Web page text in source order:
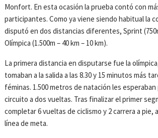
Monfort. En esta ocasión la prueba contó con
participantes. Como ya viene siendo habitual la
disputó en dos distancias diferentes, Sprint
Olímpica (1.500m – 40 km – 10 km).
La primera distancia en disputarse fue la
tomaban a la salida a las 8.30 y 15 minutos más
féminas. 1.500 metros de natación les esperaban
circuito a dos vueltas. Tras finalizar el primer
completar 6 vueltas de ciclismo y 2 carrera a pie,
línea de meta.